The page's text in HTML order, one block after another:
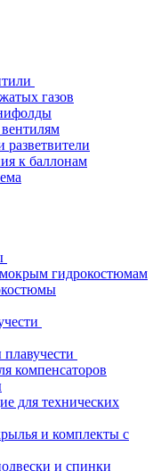
газов
к баллонам
гидрокостюмам
компенсаторов
для технических
и комплекты с
и спинки